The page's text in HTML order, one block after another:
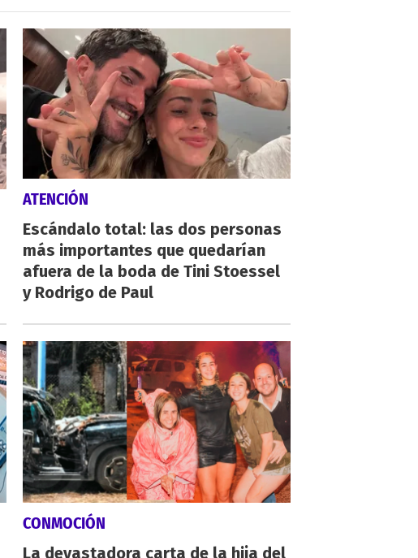
ATENCIÓN
Escándalo total: las dos personas
más importantes que quedarían
afuera de la boda de Tini Stoessel
y Rodrigo de Paul
CONMOCIÓN
La devastadora carta de la hija del